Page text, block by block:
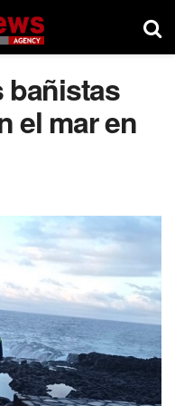
bañistas
el mar en